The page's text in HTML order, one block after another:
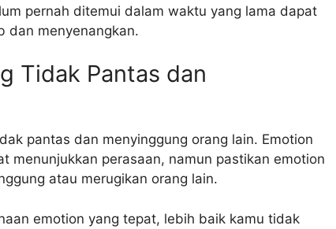
pernah ditemui dalam waktu yang lama dapat
dan menyenangkan.
Tidak Pantas dan
pantas dan menyinggung orang lain. Emotion
menunjukkan perasaan, namun pastikan emotion
atau merugikan orang lain.
emotion yang tepat, lebih baik kamu tidak